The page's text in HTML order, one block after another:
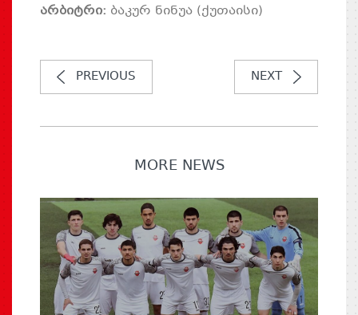
არბიტრი: ბაკურ ნინუა (ქუთაისი)
PREVIOUS NEXT
MORE NEWS